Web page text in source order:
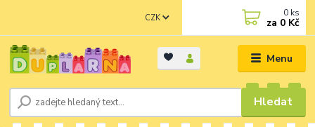
Menu
CZK
Hledat
0 ks
za 0 Kč